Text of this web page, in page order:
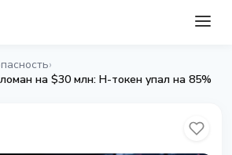
›
на $30 млн: H-токен упал на 85%